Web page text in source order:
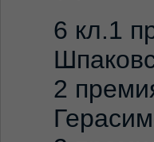
6 кл.1
2